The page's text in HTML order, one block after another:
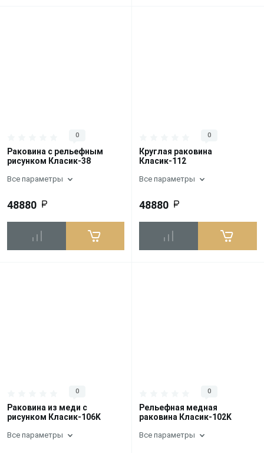
0
Раковина с рельефным
рисунком Класик-38
Все параметры
48880
0
Круглая раковина
Класик-112
Все параметры
48880
0
Раковина из меди с
рисунком Класик-106K
Все параметры
0
Рельефная медная
раковина Класик-102K
Все параметры